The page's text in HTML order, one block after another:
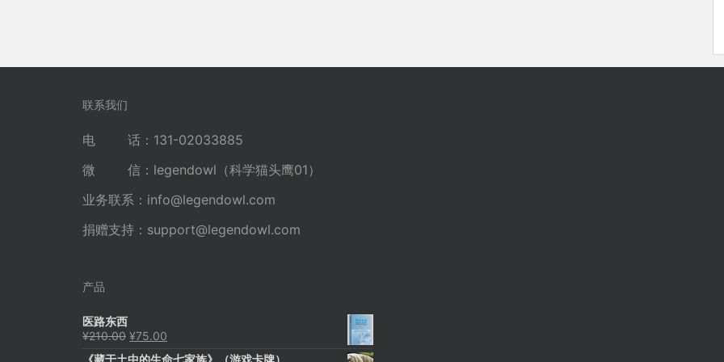
联系我们
电 话：131-02033885
微 信：legendowl（科学猫头鹰01）
业务联系： info@legendowl.com
捐赠支持： support@legendowl.com
产品
医路东西
¥210.00 原
¥75.00